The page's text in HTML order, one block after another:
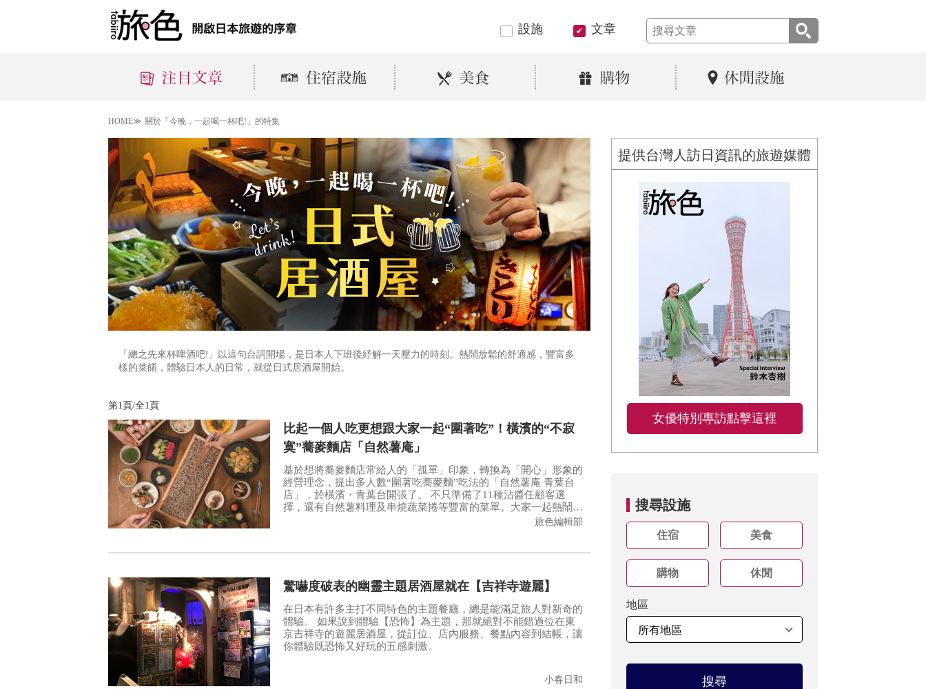
設施 文章
HOME≫ 關於「今晚，一起喝一杯吧!」的特集
「總之先來杯啤酒吧!」以這句台詞開場，是日本人下班後紓解一天壓力的時刻。熱鬧放鬆的舒適感，豐富多
樣的菜餚，體驗日本人的日常，就從日式居酒屋開始。
第1頁/全1頁
比起一個人吃更想跟大家一起“圍著吃”！橫濱的“不寂
寞”蕎麥麵店「自然薯庵」
基於想將蕎麥麵店常給人的「孤單」印象，轉換為「開心」形象的
經營理念，提出多人數“圍著吃蕎麥麵”吃法的「自然薯庵 青葉台
店」，於橫濱・青葉台開張了。 不只準備了11種沾醬任顧客選
擇，還有自然薯料理及串燒蔬菜捲等豐富的菜單。大家一起熱鬧吃
旅色編輯部
驚嚇度破表的幽靈主題居酒屋就在【吉祥寺遊麗】
在日本有許多主打不同特色的主題餐廳，總是能滿足旅人對新奇的
體驗。 如果說到體驗【恐怖】為主題，那就絕對不能錯過位在東
京吉祥寺的遊麗居酒屋，從訂位、店內服務、餐點內容到結帳，讓
你體驗既恐怖又好玩的五感刺激。
小春日和
提供台灣人訪日資訊的旅遊媒體
女優特別專訪點擊這裡
搜尋設施
住宿 美食
購物 休閒
地區
搜尋